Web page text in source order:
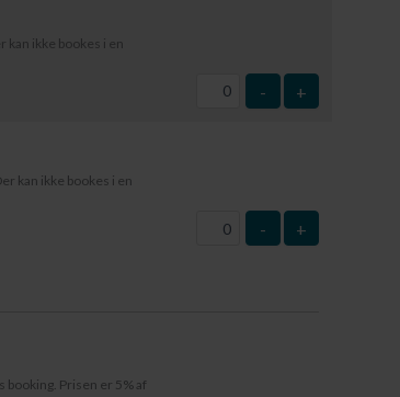
kan ikke bookes i en
- +
kan ikke bookes i en
- +
Prisen er 5% af